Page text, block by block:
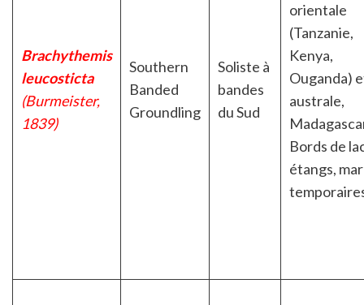
Brachythemis
leucosticta
(Burmeister,
1839)
Southern
Banded
Groundling
Soliste à
bandes
du Sud
orientale
(Tanzanie,
Kenya,
Ouganda)
australe,
Bords de
étangs,